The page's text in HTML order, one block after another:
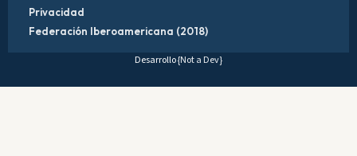
Privacidad
Federación Iberoamericana (2018)
Desarrollo{Not a Dev}